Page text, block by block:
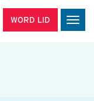
WORD LID